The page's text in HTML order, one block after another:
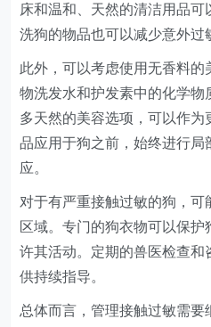
床和温和、天然的清洁用品
洗狗的物品也可以减少意外过
此外，可以考虑使用无香料
物洗发水和护发素中的化学
多天然的美容选项，可以作
品应用于狗之前，始终进行局
应。
对于有严重接触过敏的狗，
区域。专门的狗衣物可以保
许其活动。定期的兽医检查和
供持续指导。
总体而言，管理接触过敏需要